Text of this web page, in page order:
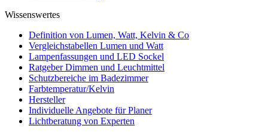
Wissenswertes
Definition von Lumen, Watt, Kelvin & Co
Vergleichstabellen Lumen und Watt
Lampenfassungen und LED Sockel
Ratgeber Dimmen und Leuchtmittel
Schutzbereiche im Badezimmer
Farbtemperatur/Kelvin
Hersteller
Individuelle Angebote für Planer
Lichtberatung von Experten